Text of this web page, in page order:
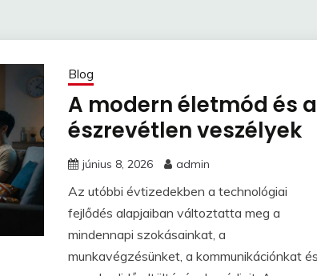
Blog
A modern életmód és
észrevétlen veszélyek
június 8, 2026 admin
Az utóbbi évtizedekben a technológiai
fejlődés alapjaiban változtatta meg a
mindennapi szokásainkat, a
munkavégzésünket, a kommunikációnkat és